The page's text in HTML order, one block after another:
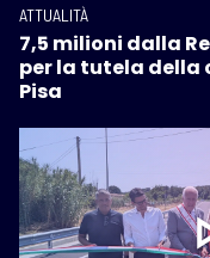
ATTUALITÀ
7,5 milioni dalla
per la tutela della
Pisa